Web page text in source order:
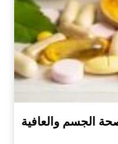
الجسم والعافية